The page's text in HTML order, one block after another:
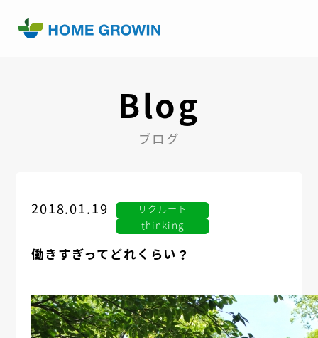
Blog
ブログ
2018.01.19
リクルート
thinking
働きすぎってどれくらい？